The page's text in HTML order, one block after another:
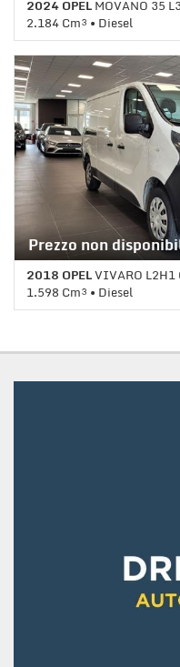
2024 OPELMOVANO 35
2.184 Cm³ • Diesel
1 Km • Cambio Manuale
Prezzo non
2018 OPELVIVARO
1.598 Cm³ • Diesel
Salva
le